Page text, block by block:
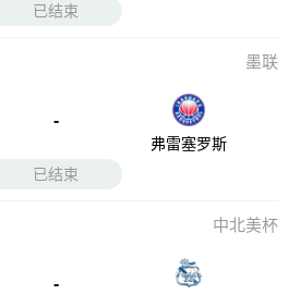
已结束
墨联
-
弗雷塞罗斯
已结束
中北美杯
-